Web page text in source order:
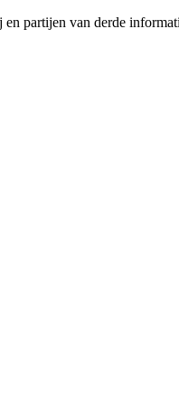
partijen van derde